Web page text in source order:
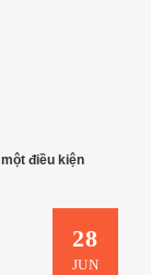
28
JUN